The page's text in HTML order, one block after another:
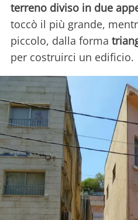
terreno diviso in due
toccò il più grande,
piccolo, dalla forma
per costruirci un edificio.